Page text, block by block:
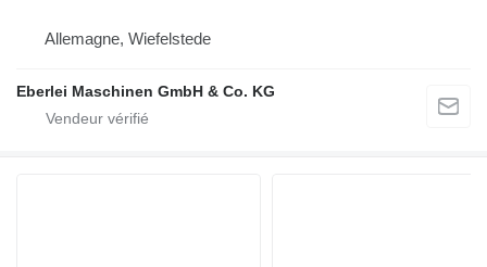
Allemagne, Wiefelstede
Eberlei Maschinen GmbH & Co. KG